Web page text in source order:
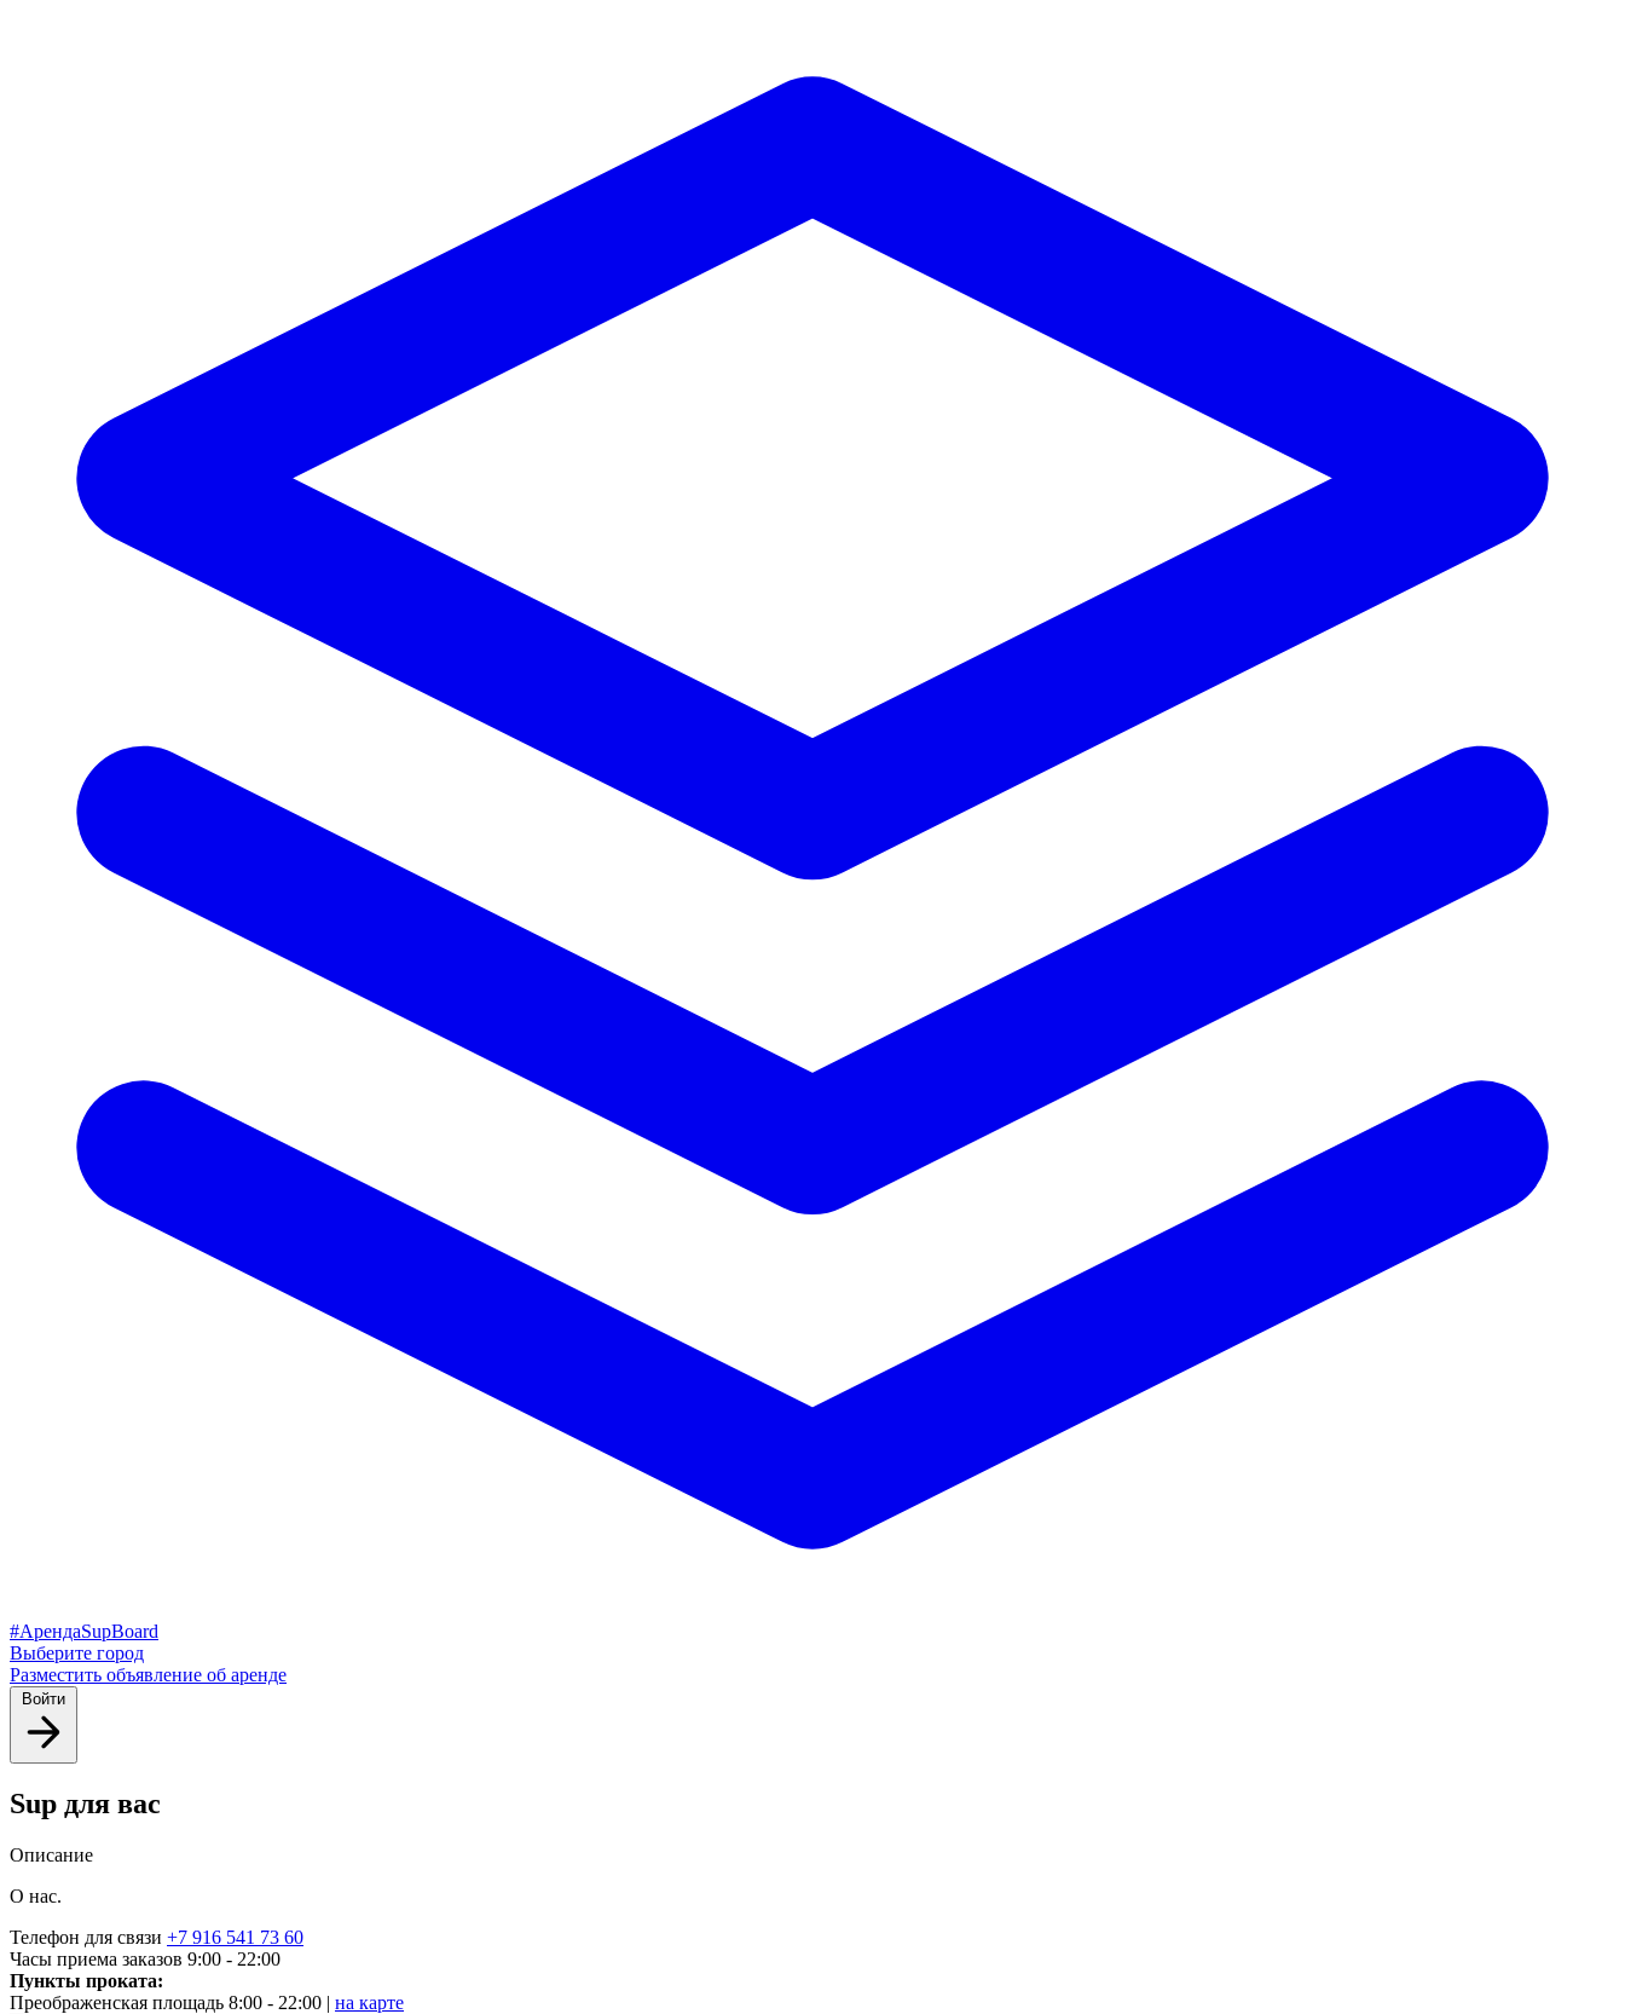
#АрендаSupBoard
Выберите город
Разместить объявление об аренде
Войти
Sup для вас
Описание
О нас.
Телефон для связи +7 916 541 73 60
Часы приема заказов 9:00 - 22:00
Пункты проката:
Преображенская площадь 8:00 - 22:00 | на карте